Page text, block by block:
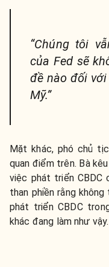
“Chúng tôi
của Fed sẽ
đề nào đối
Mỹ.”
Mặt khác, phó chủ
quan điểm trên. Bà
việc phát triển CBDC
than phiền rằng
phát triển CBDC
khác đang làm như vậy.